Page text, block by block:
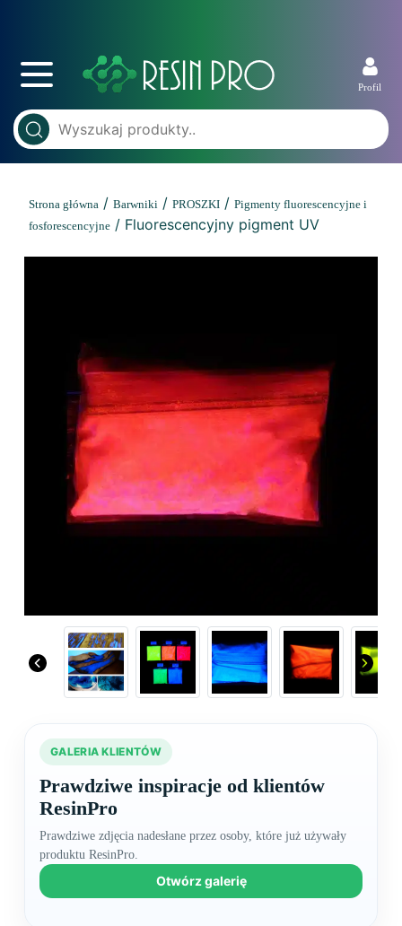
Profil
Strona główna / Barwniki / PROSZKI / Pigmenty fluorescencyjne i
fosforescencyjne / Fluorescencyjny pigment UV
Previous
GALERIA KLIENTÓW
Prawdziwe inspiracje od klientów
ResinPro
Prawdziwe zdjęcia nadesłane przez osoby, które już używały
produktu ResinPro.
Otwórz galerię